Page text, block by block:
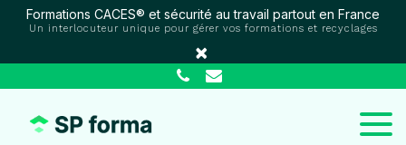
Formations CACES® et sécurité au travail partout en France
Un interlocuteur unique pour gérer vos formations et recyclages
×
Panneau de gestion des cookies